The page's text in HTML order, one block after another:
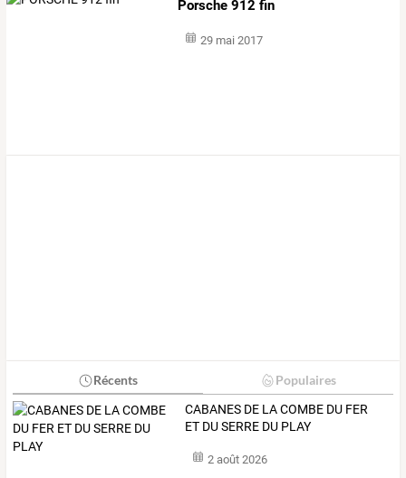
Porsche 912 fin
29 mai 2017
Récents Populaires
CABANES DE LA COMBE DU FER
ET DU SERRE DU PLAY
2 août 2026